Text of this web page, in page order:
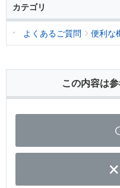
カテゴリ
よくあるご質問 便利な
この内容は